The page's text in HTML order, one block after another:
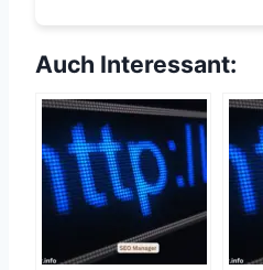
Auch Interessant: